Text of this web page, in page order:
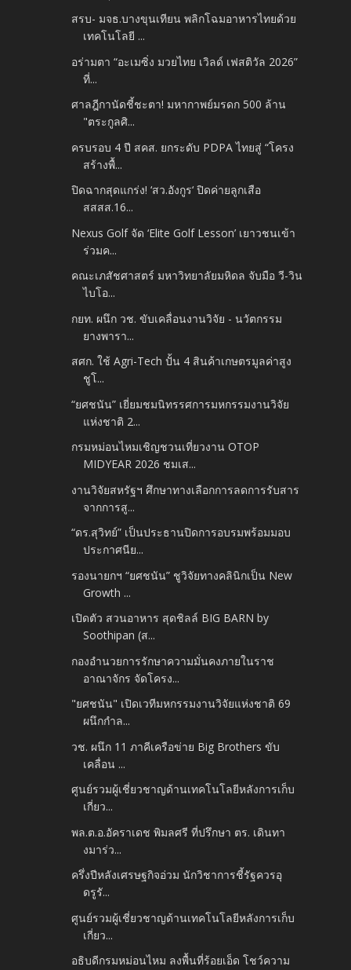
สรบ- มจธ.บางขุนเทียน พลิกโฉมอาหารไทยด้วย
เทคโนโลยี ...
อร่ามตา “อะเมซิ่ง มวยไทย เวิลด์ เฟสติวัล 2026”
ที่...
ศาลฎีกานัดชี้ชะตา! มหากาพย์มรดก 500 ล้าน
"ตระกูลศิ...
ครบรอบ 4 ปี สคส. ยกระดับ PDPA ไทยสู่ “โครง
สร้างพื้...
ปิดฉากสุดแกร่ง! ‘สว.อังกูร‘ ปิดค่ายลูกเสือ
สสสส.16...
Nexus Golf จัด ‘Elite Golf Lesson’ เยาวชนเข้า
ร่วมค...
คณะเภสัชศาสตร์ มหาวิทยาลัยมหิดล จับมือ วี-วิน
ไบโอ...
กยท. ผนึก วช. ขับเคลื่อนงานวิจัย - นวัตกรรม
ยางพารา...
สศก. ใช้ Agri-Tech ปั้น 4 สินค้าเกษตรมูลค่าสูง
ชูโ...
“ยศชนัน” เยี่ยมชมนิทรรศการมหกรรมงานวิจัย
แห่งชาติ 2...
กรมหม่อนไหมเชิญชวนเที่ยวงาน OTOP
MIDYEAR 2026 ชมเส...
งานวิจัยสหรัฐฯ ศึกษาทางเลือกการลดการรับสาร
จากการสู...
“ดร.สุวิทย์” เป็นประธานปิดการอบรมพร้อมมอบ
ประกาศนีย...
รองนายกฯ “ยศชนัน” ชูวิจัยทางคลินิกเป็น New
Growth ...
เปิดตัว สวนอาหาร สุดชิลล์ BIG BARN by
Soothipan (ส...
กองอำนวยการรักษาความมั่นคงภายในราช
อาณาจักร จัดโครง...
"ยศชนัน" เปิดเวทีมหกรรมงานวิจัยแห่งชาติ 69
ผนึกกำล...
วช. ผนึก 11 ภาคีเครือข่าย Big Brothers ขับ
เคลื่อน ...
ศูนย์รวมผู้เชี่ยวชาญด้านเทคโนโลยีหลังการเก็บ
เกี่ยว...
พล.ต.อ.อัคราเดช พิมลศรี ที่ปรึกษา ตร. เดินทา
งมาร่ว...
ครึ่งปีหลังเศรษฐกิจอ่วม นักวิชาการชี้รัฐควรอุ
ดรูรั...
ศูนย์รวมผู้เชี่ยวชาญด้านเทคโนโลยีหลังการเก็บ
เกี่ยว...
อธิบดีกรมหม่อนไหม ลงพื้นที่ร้อยเอ็ด โชว์ความ